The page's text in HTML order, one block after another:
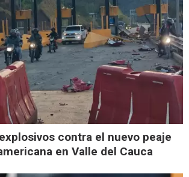
contra el nuevo peaje
en Valle del Cauca